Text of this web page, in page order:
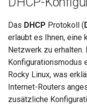
Das DHCP Protokoll (
erlaubt es Ihnen, eine
Netzwerk zu
Konfigurationsmodus
Rocky Linux, was
Internet-Routers
zusätzliche